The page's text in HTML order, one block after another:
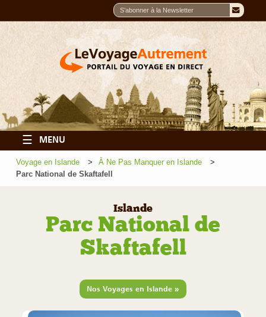
☰ MENU
Voyage en Islande
À Ne Pas Manquer en Islande
Parc National de Skaftafell
Islande
Parc National de
Skaftafell
Nos Voyages en Islande »